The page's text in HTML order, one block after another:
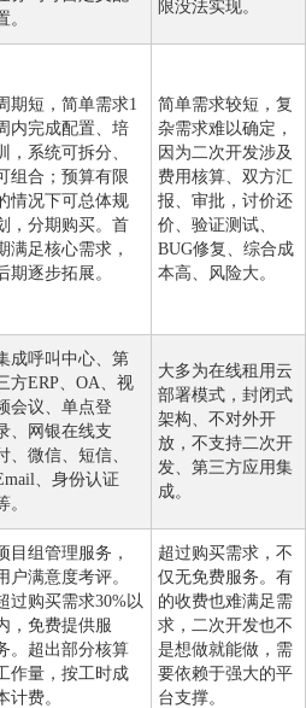
。
限没法实现。
期短，简单需求1
内完成配置、培
，系统可拆分、
组合；预算有限
情况下可总体规
，分期购买。首
满足核心需求，
期逐步拓展。
简单需求较短，复
杂需求难以确定，
因为二次开发涉及
费用核算、双方汇
报、审批，讨价还
价、验证测试、
BUG修复、综合成
本高、风险大。
成呼叫中心、第
方ERP、OA、视
会议、单点登
、网银在线支
、微信、短信、
、身份认证
。
大多为在线租用云
部署模式，封闭式
架构、不对外开
放，不支持二次开
发、第三方应用集
成。
目组管理服务，
户满意度考评。
过购买需求30%以
，免费提供服
。超出部分核算
作量，按工时成
计费。
超过购买需求，不
仅无免费服务。有
的收费也难满足需
求，二次开发也不
是想做就能做，需
要依赖于强大的平
台支撑。